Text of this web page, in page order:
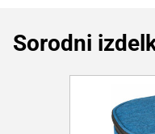
Sorodni